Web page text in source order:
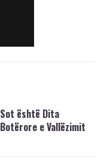
Sot është Dita
Botërore e Vallëzimit